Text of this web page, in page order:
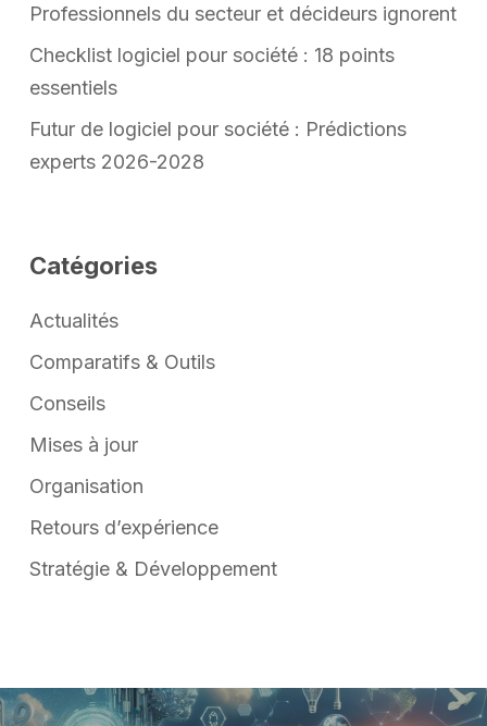
Professionnels du secteur et décideurs ignorent
Checklist logiciel pour société : 18 points
essentiels
Futur de logiciel pour société : Prédictions
experts 2026-2028
Catégories
Actualités
Comparatifs & Outils
Conseils
Mises à jour
Organisation
Retours d’expérience
Stratégie & Développement